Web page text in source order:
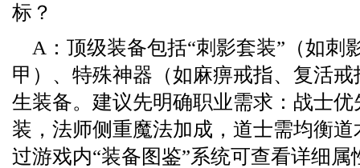
标？
A：顶级装备包括“刺影套装”（如刺
甲）、特殊神器（如麻痹戒指、复活
生装备。建议先明确职业需求：战士
装，法师侧重魔法加成，道士需均衡
过游戏内“装备图鉴”系统可查看详细属